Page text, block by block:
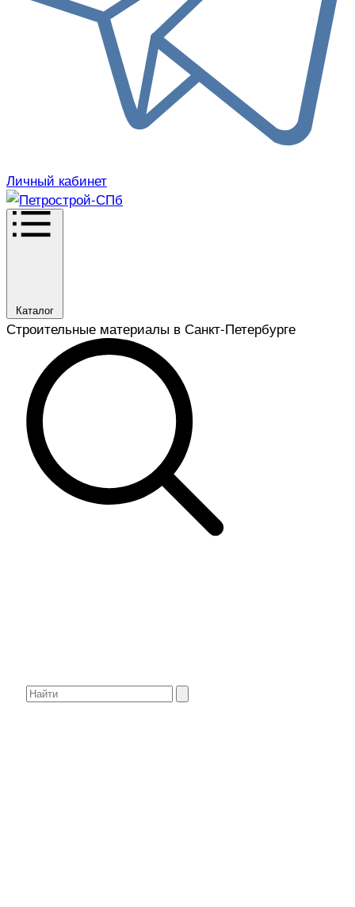
Личный кабинет
Каталог
Строительные материалы в Санкт-Петербурге